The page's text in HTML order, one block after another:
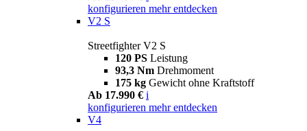
konfigurieren mehr entdecken
V2 S
Streetfighter V2 S
120 PS Leistung
93,3 Nm Drehmoment
175 kg Gewicht ohne Kraftstoff
Ab 17.990 € i
konfigurieren mehr entdecken
V4